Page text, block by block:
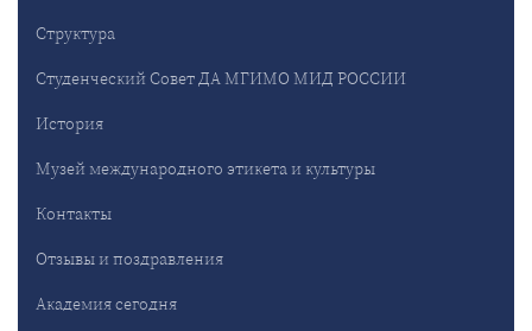
Структура
Студенческий Совет ДА МГИМО МИД РОССИИ
История
Музей международного этикета и культуры
Контакты
Отзывы и поздравления
Академия сегодня